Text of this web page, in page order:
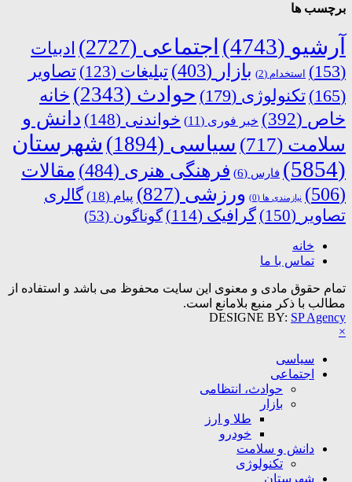
برچسب ها
آرشیو (4743) اجتماعی (2727)
ادبیات
(153)
استخدام (2) بازار (403) تبلیغات (123)
تصاویر
(165)
تکنولوژی (179) حوادث (2343)
خانه
خاص (392) خبر فوری (11) خواندنی (148)
دانش و
سلامت (717) سیاسی (1894)
شهرستان
(5854)
فارس (6) فرهنگی هنری (484)
مقالات
(506)
نیازمندی ها (0) ورزشی (827) پیام (18)
گالری
تصاویر (150) گرافیک (114) گوناگون (53)
خانه
تماس با ما
تمام حقوق مادی و معنوی این سایت محفوظ می باشد و استفاده از
مطالب با ذکر منبع بلامانع است.
DESIGNE BY: SP Agency
×
سیاسی
اجتماعی
حوادث، انتظامی
بازار
طلا و ارز
خودرو
دانش و سلامت
تکنولوژی
شهرستان